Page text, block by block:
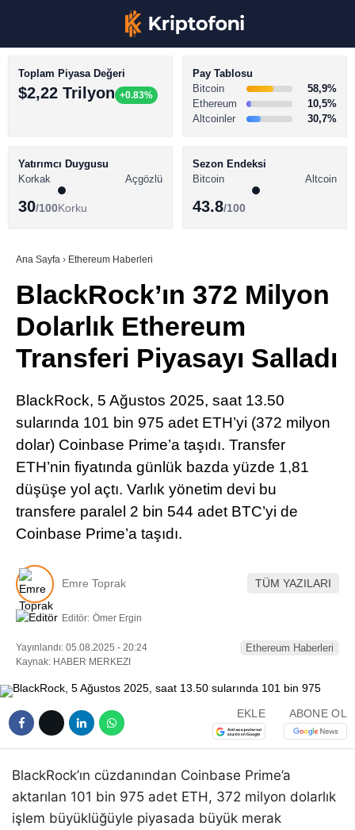
Youtube
TikTok
LinkedIn
Telegram
BİTCOİN HABERLERİ
ALTCOİN HABERLERİ
SÖZLÜK
Toplam Piyasa Değeri
$2,22 Trilyon +0.83%
Pay Tablosu
Bitcoin
58,9%
Ethereum
10,5%
Altcoinler
30,7%
Yatırımcı Duygusu
Korkak
Açgözlü
30/100Korku
Sezon Endeksi
Bitcoin
Altcoin
43.8/100
Ana Sayfa › Ethereum Haberleri
BlackRock’ın 372 Milyon
Dolarlık Ethereum
Transferi Piyasayı Salladı
BlackRock, 5 Ağustos 2025, saat 13.50
sularında 101 bin 975 adet ETH’yi (372 milyon
dolar) Coinbase Prime’a taşıdı. Transfer
ETH’nin fiyatında günlük bazda yüzde 1,81
düşüşe yol açtı. Varlık yönetim devi bu
transfere paralel 2 bin 544 adet BTC’yi de
Coinbase Prime’a taşıdı.
Emre Toprak TÜM YAZILARI
Editör: Ömer Ergin
Yayınlandı: 05.08.2025 - 20:24
Kaynak: HABER MERKEZI
Ethereum Haberleri
EKLE ABONE OL
BlackRock’ın cüzdanından Coinbase Prime’a
aktarılan 101 bin 975 adet ETH, 372 milyon dolarlık
işlem büyüklüğüyle piyasada büyük merak